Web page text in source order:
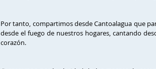
Por tanto, compartimos desde Cantoalagua que
desde el fuego de nuestros hogares, cantando
corazón.